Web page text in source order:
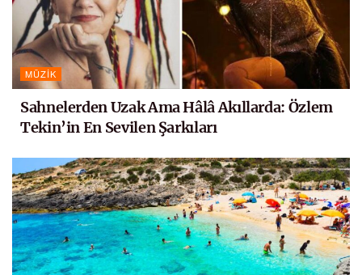
MÜZIK
Sahnelerden Uzak Ama Hâlâ Akıllarda: Özlem
Tekin’in En Sevilen Şarkıları